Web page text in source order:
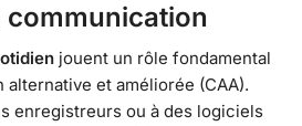
communication
jouent un rôle fondamental
et améliorée (CAA).
enregistreurs ou à des logiciels